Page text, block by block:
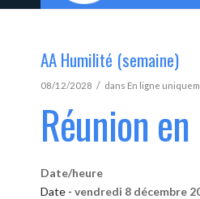
AA Humilité (semaine)
08/12/2028 / dans En ligne
Réunion
Date/heure
Date - vendredi 8 décembre